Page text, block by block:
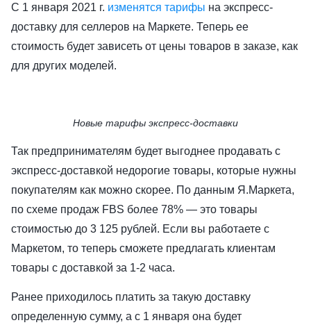
С 1 января 2021 г. изменятся тарифы на экспресс-
доставку для селлеров на Маркете. Теперь ее
стоимость будет зависеть от цены товаров в заказе, как
для других моделей.
Новые тарифы экспресс-доставки
Так предпринимателям будет выгоднее продавать с
экспресс-доставкой недорогие товары, которые нужны
покупателям как можно скорее. По данным Я.Маркета,
по схеме продаж FBS более 78% — это товары
стоимостью до 3 125 рублей. Если вы работаете с
Маркетом, то теперь сможете предлагать клиентам
товары с доставкой за 1-2 часа.
Ранее приходилось платить за такую доставку
определенную сумму, а с 1 января она будет